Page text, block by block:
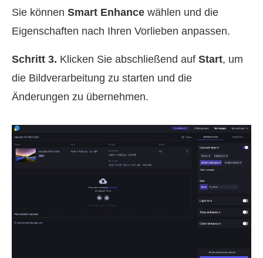
Sie können Smart Enhance wählen und die
Eigenschaften nach Ihren Vorlieben anpassen.
Schritt 3. Klicken Sie abschließend auf Start, um
die Bildverarbeitung zu starten und die
Änderungen zu übernehmen.